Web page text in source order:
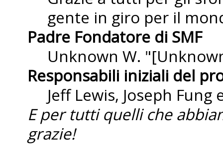
gente in giro per il
Padre Fondatore di SMF
Unknown W.
Responsabili iniziali del
Jeff Lewis, Joseph
E per tutti quelli che
grazie!